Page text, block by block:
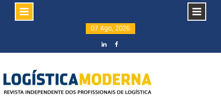
content
07 Ago, 2026